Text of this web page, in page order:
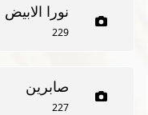
نورا الابيض
229
صابرين
227